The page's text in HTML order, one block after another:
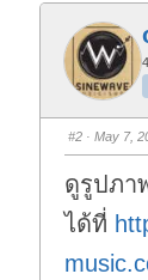
f
o
r
t
h
u
m
b
d
o
n
.
#2 · May 7,
ดูรูปภา
ได้ที่